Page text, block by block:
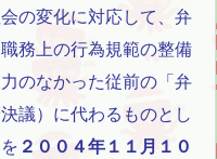
の変化に対応して、弁
務上の行為規範の整備
のなかった従前の「弁
議）に代わるものとし
を ２００４年１１月１０